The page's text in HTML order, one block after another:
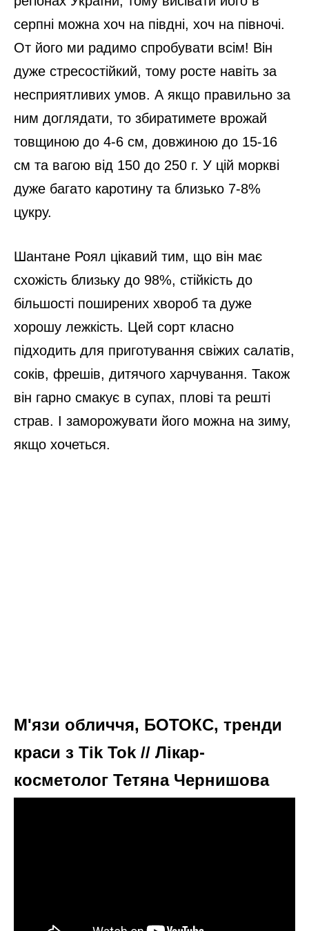
серпні можна хоч на півдні, хоч на півночі.
От його ми радимо спробувати всім! Він
дуже стресостійкий, тому росте навіть за
несприятливих умов. А якщо правильно за
ним доглядати, то збиратимете врожай
товщиною до 4-6 см, довжиною до 15-16
см та вагою від 150 до 250 г. У цій моркві
дуже багато каротину та близько 7-8%
цукру.
Шантане Роял цікавий тим, що він має
схожість близьку до 98%, стійкість до
більшості поширених хвороб та дуже
хорошу лежкість. Цей сорт класно
підходить для приготування свіжих салатів,
соків, фрешів, дитячого харчування. Також
він гарно смакує в супах, плові та решті
страв. І заморожувати його можна на зиму,
якщо хочеться.
М'язи обличчя, БОТОКС, тренди
краси з Tik Tok // Лікар-
косметолог Тетяна Чернишова